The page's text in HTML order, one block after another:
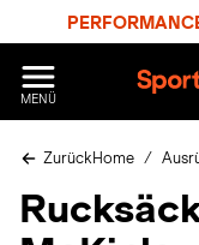
MENÜ
p
r
S
ZurückHome